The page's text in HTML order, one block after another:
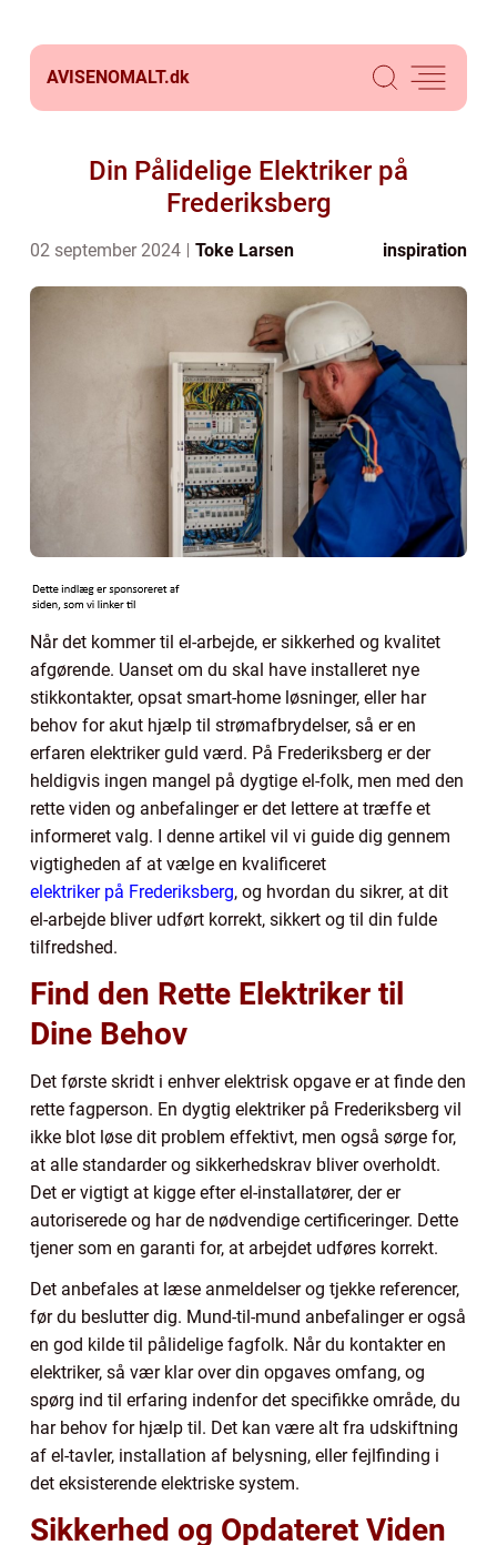
AVISENOMALT.dk
Din Pålidelige Elektriker på
Frederiksberg
02 september 2024 Toke Larsen inspiration
Når det kommer til el-arbejde, er sikkerhed og kvalitet
afgørende. Uanset om du skal have installeret nye
stikkontakter, opsat smart-home løsninger, eller har
behov for akut hjælp til strømafbrydelser, så er en
erfaren elektriker guld værd. På Frederiksberg er der
heldigvis ingen mangel på dygtige el-folk, men med den
rette viden og anbefalinger er det lettere at træffe et
informeret valg. I denne artikel vil vi guide dig gennem
vigtigheden af at vælge en kvalificeret
elektriker på Frederiksberg, og hvordan du sikrer, at dit
el-arbejde bliver udført korrekt, sikkert og til din fulde
tilfredshed.
Find den Rette Elektriker til
Dine Behov
Det første skridt i enhver elektrisk opgave er at finde den
rette fagperson. En dygtig elektriker på Frederiksberg vil
ikke blot løse dit problem effektivt, men også sørge for,
at alle standarder og sikkerhedskrav bliver overholdt.
Det er vigtigt at kigge efter el-installatører, der er
autoriserede og har de nødvendige certificeringer. Dette
tjener som en garanti for, at arbejdet udføres korrekt.
Det anbefales at læse anmeldelser og tjekke referencer,
før du beslutter dig. Mund-til-mund anbefalinger er også
en god kilde til pålidelige fagfolk. Når du kontakter en
elektriker, så vær klar over din opgaves omfang, og
spørg ind til erfaring indenfor det specifikke område, du
har behov for hjælp til. Det kan være alt fra udskiftning
af el-tavler, installation af belysning, eller fejlfinding i
det eksisterende elektriske system.
Sikkerhed og Opdateret Viden